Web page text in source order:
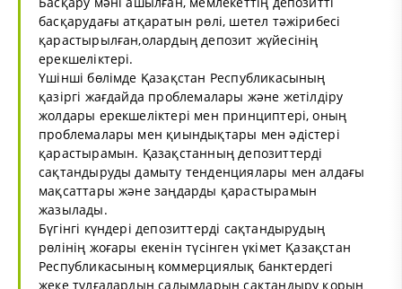
басқарудағы атқаратын рөлі, шетел тәжірибесі
қарастырылған,олардың депозит жүйесінің
ерекшеліктері.
Үшінші бөлімде Қазақстан Республикасының
қазіргі жағдайда проблемалары және жетілдіру
жолдары ерекшеліктері мен принциптері, оның
проблемалары мен қиындықтары мен әдістері
қарастырамын. Қазақстанның депозиттерді
сақтандыруды дамыту тенденциялары мен алдағы
мақсаттары және заңдарды қарастырамын
жазылады.
Бүгінгі күндері депозиттерді сақтандырудың
рөлінің жоғары екенін түсінген үкімет Қазақстан
Республикасының коммерциялық банктердегі
жеке тұлғалардың салымдарын сақтандыру қорын